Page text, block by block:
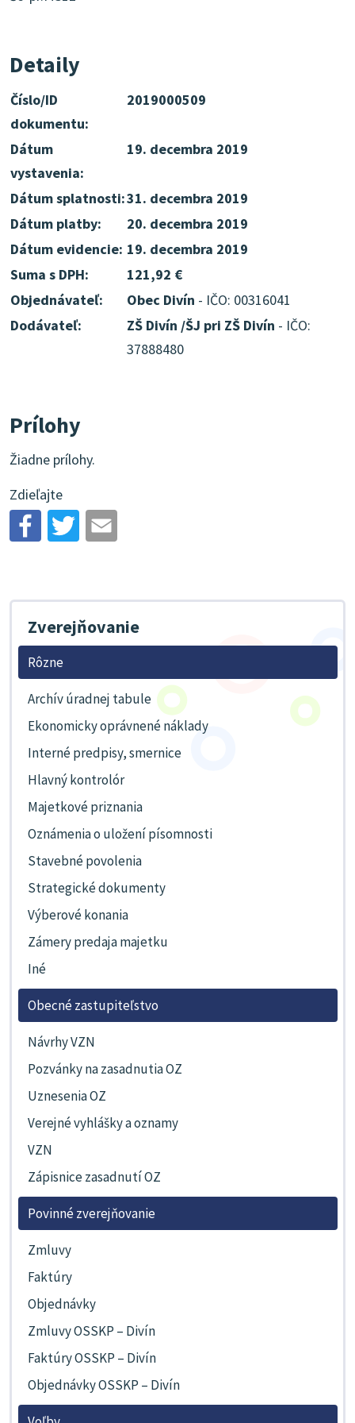
Detaily
Číslo/ID
dokumentu:
2019000509
Dátum
vystavenia:
19. decembra 2019
Dátum splatnosti:31. decembra 2019
Dátum platby:
20. decembra 2019
Dátum evidencie: 19. decembra 2019
Suma s DPH:
121,92 €
Objednávateľ:
Obec Divín - IČO: 00316041
Dodávateľ:
ZŠ Divín /ŠJ pri ZŠ Divín - IČO:
37888480
Prílohy
Žiadne prílohy.
Zdieľajte
Zverejňovanie
Rôzne
Archív úradnej tabule
Ekonomicky oprávnené náklady
Interné predpisy, smernice
Hlavný kontrolór
Majetkové priznania
Oznámenia o uložení písomnosti
Stavebné povolenia
Strategické dokumenty
Výberové konania
Zámery predaja majetku
Iné
Obecné zastupiteľstvo
Návrhy VZN
Pozvánky na zasadnutia OZ
Uznesenia OZ
Verejné vyhlášky a oznamy
VZN
Zápisnice zasadnutí OZ
Povinné zverejňovanie
Zmluvy
Faktúry
Objednávky
Zmluvy OSSKP – Divín
Faktúry OSSKP – Divín
Objednávky OSSKP – Divín